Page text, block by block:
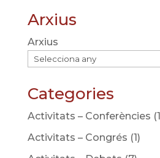
Arxius
Arxius
Categories
Activitats – Conferències
Activitats – Congrés (1)